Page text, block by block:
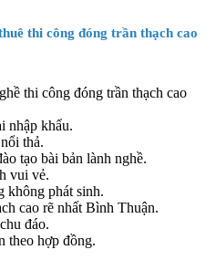
thi công đóng trần thạch cao
thi công đóng trần thạch cao
nhập khẩu.
thả.
tạo bài bản lành nghề.
vui vẻ.
không phát sinh.
cao rẽ nhất Bình Thuận.
đáo.
theo hợp đồng.